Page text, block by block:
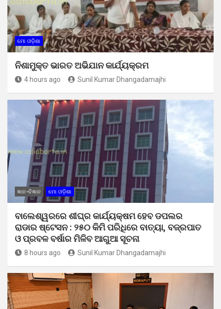
ମୋ ଓଡ଼ିଶା
ନିଶାମୁକ୍ତ ଭାରତ ଅଭିଯାନ କାର୍ଯ୍ୟକ୍ରମ
4 hours ago Sunil Kumar Dhangadamajhi
ଜ୍ଞାନ-ବିଜ୍ଞାନ ମୋ ଓଡ଼ିଶା
ବାଲେଶ୍ୱରରେ ଶୀଘ୍ର କାର୍ଯ୍ୟକ୍ଷମ ହେବ ଡପଲର
ରାଡାର ଷ୍ଟେସନ : ୨୫୦ କିମି ପରିଧିରେ ବାତ୍ୟା, ବଜ୍ରପାତ
ଓ ପ୍ରବଳ ବର୍ଷାର ମିଳିବ ଆଗୁଆ ସୂଚନା
8 hours ago Sunil Kumar Dhangadamajhi